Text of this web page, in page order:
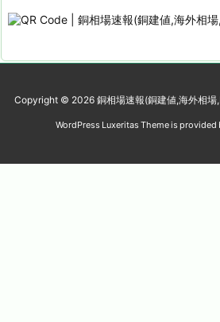
Copyright © 2026 銅相場速報(銅建値,海外相場
WordPress Luxeritas Theme is provided